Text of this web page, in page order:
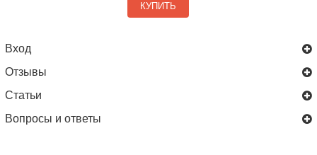
КУПИТЬ
Вход
Отзывы
Статьи
Вопросы и ответы